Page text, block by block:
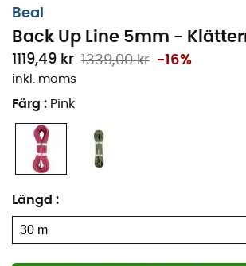
Beal
Back Up Line 5mm -
1119,49 kr 1339,00 kr -16%
inkl. moms
Färg : Pink
Längd :